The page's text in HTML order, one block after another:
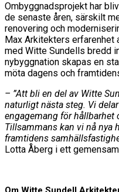
Ombyggnadsprojekt har
de senaste åren, särskilt
renovering och
Max Arkitekters erfarenhet
med Witte Sundells bredd
nybyggnation skapas en
möta dagens och
– ”Att bli en del av Witte
naturligt nästa steg. Vi
engagemang för hållbarhet
Tillsammans kan vi nå nya
framtidens
Lotta Åberg i ett